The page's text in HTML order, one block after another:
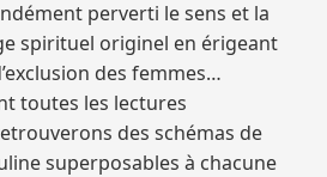
perverti le sens et la
spirituel originel en érigeant
des femmes…
toutes les lectures
des schémas de
superposables à chacune